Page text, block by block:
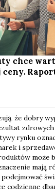
chce
że dobry
zdrowych
rynku
i
może
mają
codzienne